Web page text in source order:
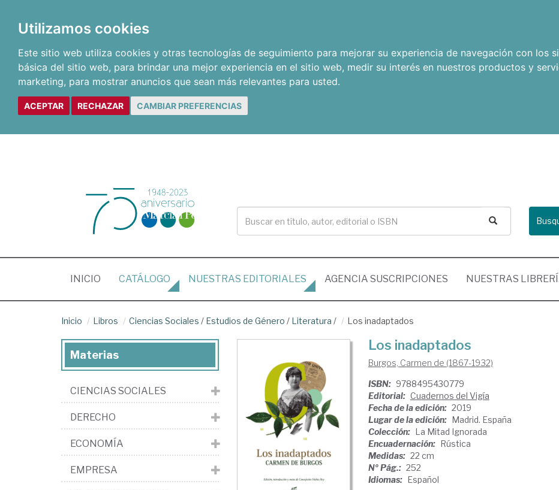
Utilizamos cookies
Este sitio web utiliza cookies y otras tecnologías de seguimiento para mejorar su experiencia de navegación con los
básica del sitio web, para brindar una mejor experiencia en el sitio web, medir su interés en nuestros productos y
marketing, para mostrar anuncios que sean más relevantes para usted.
ACEPTAR RECHAZAR CAMBIAR PREFERENCIAS
INICIO (CURRENT)
CATÁLOGO NUESTRAS EDITORIALES AGENCIA SUSCRIPCIONES NUESTRAS
Inicio Libros Ciencias Sociales / Estudios de Género / Literatura / Los inadaptados
Los inadaptados
Burgos, Carmen de (1867-1932)
ISBN: 9788495430779
Editorial: Cuadernos del Vigía
Fecha de la edición: 2019
Lugar de la edición: Madrid. España
Colección: La Mitad Ignorada
Encuadernación: Rústica
Medidas: 22 cm
Nº Pág.: 252
Idiomas: Español
Materias
CIENCIAS SOCIALES
DERECHO
ECONOMÍA
EMPRESA